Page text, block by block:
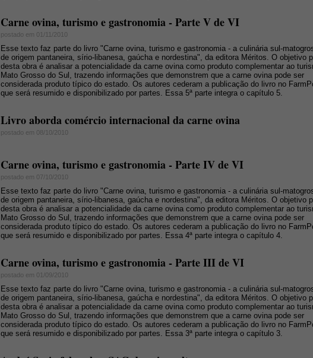
Carne ovina, turismo e gastronomia - Parte V de VI
postado em 01/11/2010
Esse texto faz parte do livro "Carne ovina, turismo e gastronomia - a culinária sul-
de origem pantaneira, sírio-libanesa, gaúcha e nordestina", da editora Méritos. O objetivo
desta obra é analisar a potencialidade da carne ovina como produto complementar ao
Mato Grosso do Sul, trazendo informações que demonstrem que a carne ovina pode ser
considerada produto típico do estado. Os autores cederam a publicação do livro no
que será resumido e disponibilizado por partes. Essa 5ª parte integra o capítulo 5.
Livro aborda comércio internacional da carne ovina
postado em 08/10/2010
Carne ovina, turismo e gastronomia - Parte IV de VI
postado em 07/10/2010
Esse texto faz parte do livro "Carne ovina, turismo e gastronomia - a culinária sul-
de origem pantaneira, sírio-libanesa, gaúcha e nordestina", da editora Méritos. O objetivo
desta obra é analisar a potencialidade da carne ovina como produto complementar ao
Mato Grosso do Sul, trazendo informações que demonstrem que a carne ovina pode ser
considerada produto típico do estado. Os autores cederam a publicação do livro no
que será resumido e disponibilizado por partes. Essa 4ª parte integra o capítulo 4.
Carne ovina, turismo e gastronomia - Parte III de VI
postado em 01/09/2010
Esse texto faz parte do livro "Carne ovina, turismo e gastronomia - a culinária sul-
de origem pantaneira, sírio-libanesa, gaúcha e nordestina", da editora Méritos. O objetivo
desta obra é analisar a potencialidade da carne ovina como produto complementar ao
Mato Grosso do Sul, trazendo informações que demonstrem que a carne ovina pode ser
considerada produto típico do estado. Os autores cederam a publicação do livro no
que será resumido e disponibilizado por partes. Essa 3ª parte integra o capítulo 3.